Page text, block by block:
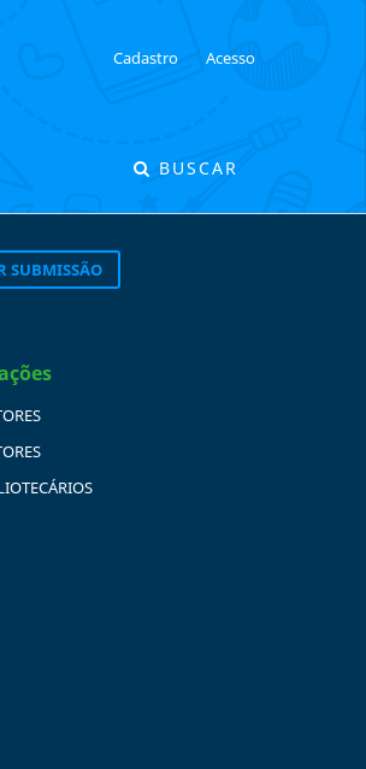
BUSCAR
Cadastro Acesso
SUBMISSÃO